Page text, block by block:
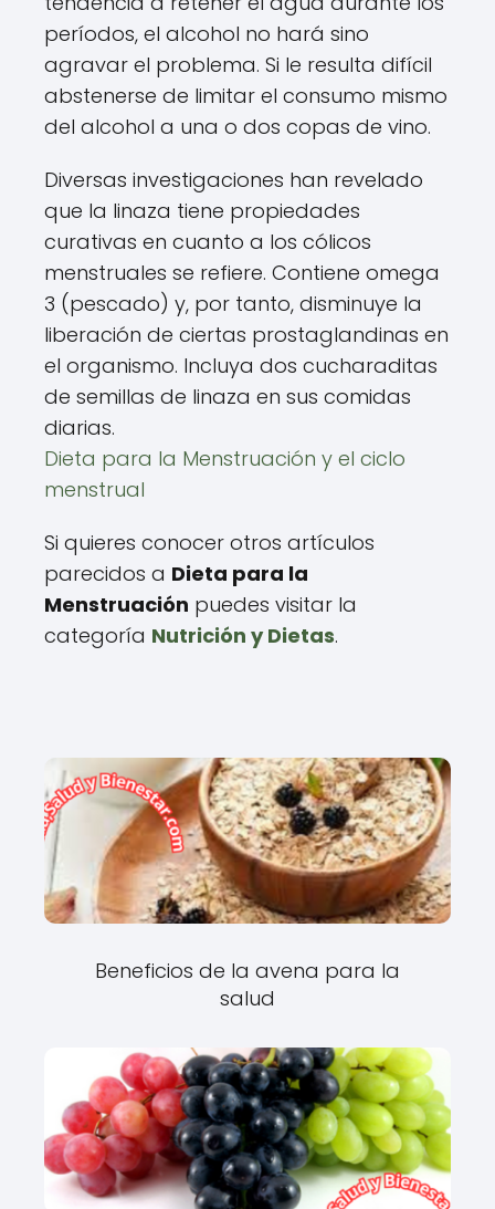
períodos, el alcohol no hará sino
agravar el problema. Si le resulta difícil
abstenerse de limitar el consumo mismo
del alcohol a una o dos copas de vino.
Diversas investigaciones han revelado
que la linaza tiene propiedades
curativas en cuanto a los cólicos
menstruales se refiere. Contiene omega
3 (pescado) y, por tanto, disminuye la
liberación de ciertas prostaglandinas en
el organismo. Incluya dos cucharaditas
de semillas de linaza en sus comidas
diarias.
Dieta para la Menstruación y el ciclo
menstrual
Si quieres conocer otros artículos
parecidos a Dieta para la
Menstruación puedes visitar la
categoría Nutrición y Dietas.
Beneficios de la avena para la
salud